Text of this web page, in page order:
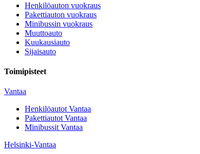
Henkilöauton vuokraus
Pakettiauton vuokraus
Minibussin vuokraus
Muuttoauto
Kuukausiauto
Sijaisauto
Toimipisteet
Vantaa
Henkilöautot Vantaa
Pakettiautot Vantaa
Minibussit Vantaa
Helsinki-Vantaa